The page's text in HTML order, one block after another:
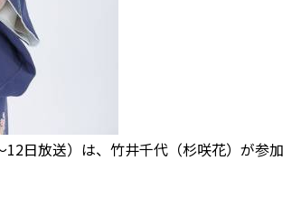
日放送）は、竹井千代（杉咲花）が参加